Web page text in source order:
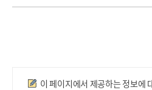
만족도조사
이 페이지에서 제공하는 정보에